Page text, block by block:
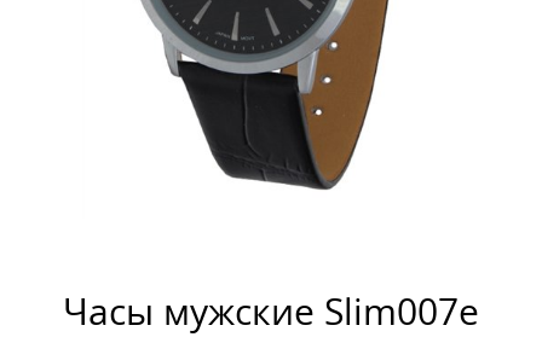
Часы мужские Slim007e